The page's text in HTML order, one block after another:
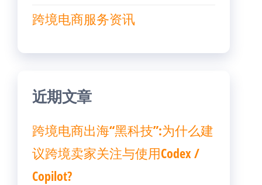
跨境电商服务资讯
近期文章
跨境电商出海“黑科技”:为什么建
议跨境卖家关注与使用Codex /
Copilot?